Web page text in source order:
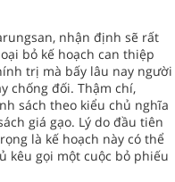
nhận định sẽ rất
bỏ kế hoạch can thiệp
trị mà bấy lâu nay người
chống đối. Thậm chí,
sách theo kiểu chủ nghĩa
giá gạo. Lý do đầu tiên
là kế hoạch này có thể
gọi một cuộc bỏ phiếu